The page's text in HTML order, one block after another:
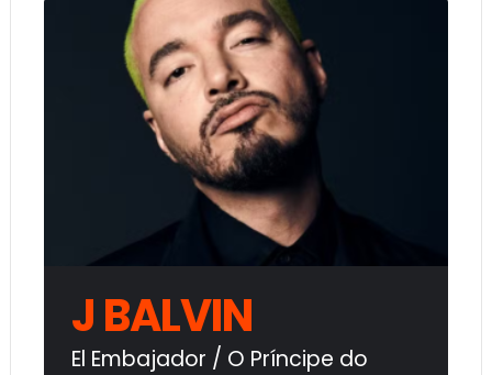
J BALVIN
El Embajador / O Príncipe do